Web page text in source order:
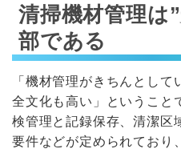
清掃機材管理は
部である
「機材管理がきちんとし
全文化も高い」ということ
検管理と記録保存、清潔区
要件などが定められており